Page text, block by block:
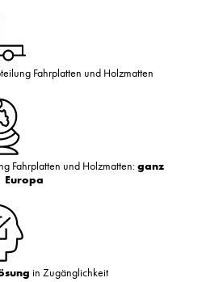
Fahrplatten und Holzmatten
Fahrplatten und Holzmatten:ganz
Europa
in Zugänglichkeit